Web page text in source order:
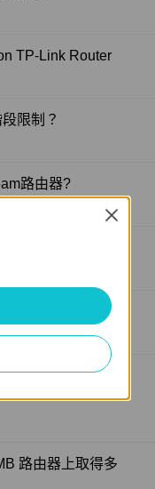
TP-Link Router
限制？
路由器?
內部伺服器？
（通訊埠轉發）功
路由器上取得多
Close